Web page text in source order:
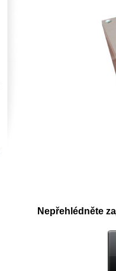
Nepřehlédněte